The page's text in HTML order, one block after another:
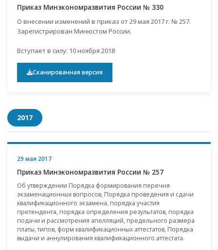
Приказ Минэкономразвития России № 330
О внесении изменений в приказ от 29 мая 2017 г. № 257.
Зарегистрирован Минюстом России.
Вступает в силу: 10 ноября 2018
Сканированная версия
2017
29 мая 2017
Приказ Минэкономразвития России № 257
Об утверждении Порядка формирования перечня
экзаменационных вопросов, Порядка проведения и сдачи
квалификационного экзамена, порядка участия
претендента, порядка определения результатов, порядка
подачи и рассмотрения апелляций, предельного размера
платы, типов, форм квалификационных аттестатов, Порядка
выдачи и аннулирования квалификационного аттестата.